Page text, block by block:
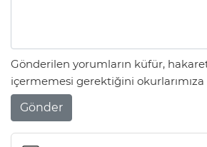
Gönderilen yorumların küfür,
içermemesi gerektiğini okurlarımıza
Gönder